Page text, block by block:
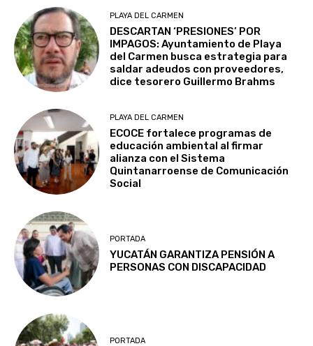
PLAYA DEL CARMEN
DESCARTAN ‘PRESIONES’ POR
IMPAGOS: Ayuntamiento de Playa
del Carmen busca estrategia para
saldar adeudos con proveedores,
dice tesorero Guillermo Brahms
PLAYA DEL CARMEN
ECOCE fortalece programas de
educación ambiental al firmar
alianza con el Sistema
Quintanarroense de Comunicación
Social
PORTADA
YUCATÁN GARANTIZA PENSIÓN A
PERSONAS CON DISCAPACIDAD
PORTADA